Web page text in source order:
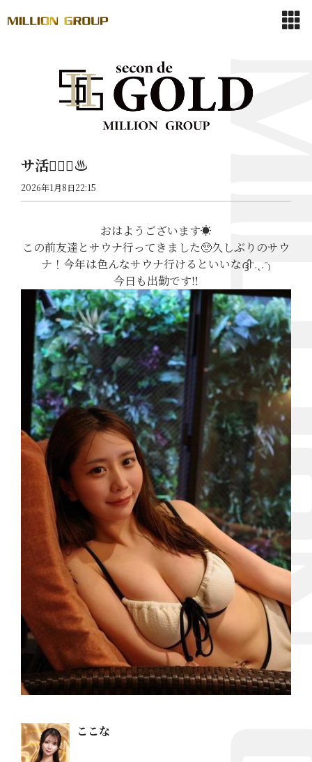
サ活🧖🏻‍♀️♨️
2026年1月8日22:15
おはようございます☀️
この前友達とサウナ行ってきました🥺久しぶりのサウ
ナ！今年は色んなサウナ行けるといいな‎ദ്ദിᵔ.˛.ᵔ₎
今日も出勤です‼️
ここな